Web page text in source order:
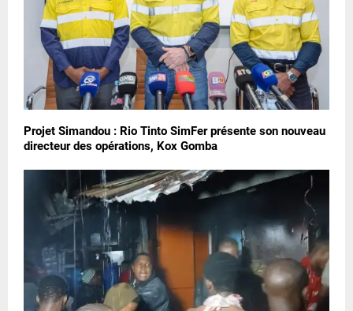
Projet Simandou : Rio Tinto SimFer présente son nouveau
directeur des opérations, Kox Gomba